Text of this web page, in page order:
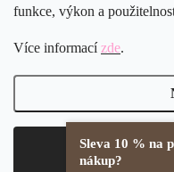
funkce, výkon a
Více informacízde.
Copyright 2026JSB
Sleva 10 % na
nákup?